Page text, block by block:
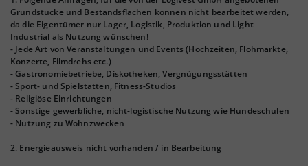
Grundstücke und Bestandsflächen können nicht bearbeitet werden,
da die Eigentümer nur Lager, Logistik, Produktion und Light
Industrial als Nutzung wünschen!
- Jede Art von Veranstaltungen und Events (Hochzeiten, Flohmärkte,
Konzerte, Filmdrehs etc.)
- Gastronomiebetriebe, Diskotheken, Vergnügungsstätten
- Sport- und Spielstätten, Fitness-Studios
- Religiöse Einrichtungen
- Sonstige gewerbliche, nicht-logistische Nutzung wie Hundeschulen
- Nutzung zu Wohnzwecken
2. Energieausweis nicht vorhanden / in Bearbeitung